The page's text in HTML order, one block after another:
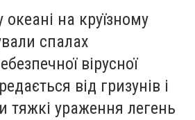
на круїзному
спалах
вірусної
від гризунів і
тяжкі ураження легень